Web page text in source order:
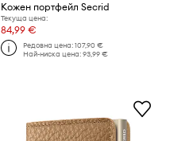
Кожен портфейл Secrid
Текуща цена:
84,99 €
Редовна цена:107,90 €
Най-ниска цена:93,99 €